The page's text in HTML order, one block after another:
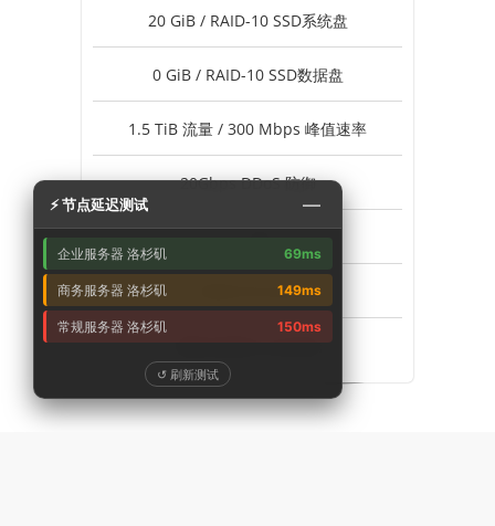
20 GiB / RAID-10 SSD系统盘
0 GiB / RAID-10 SSD数据盘
1.5 TiB 流量 / 300 Mbps 峰值速率
20Gbps DDoS 防御
不支持 Windows
美国-洛杉矶 企业专线
⚡ 节点延迟测试 —
企业服务器 洛杉矶 69ms
商务服务器 洛杉矶 149ms
常规服务器 洛杉矶 150ms
↺ 刷新测试